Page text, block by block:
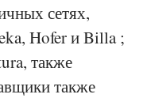
сетях,
, HoferиBilla;
также
также